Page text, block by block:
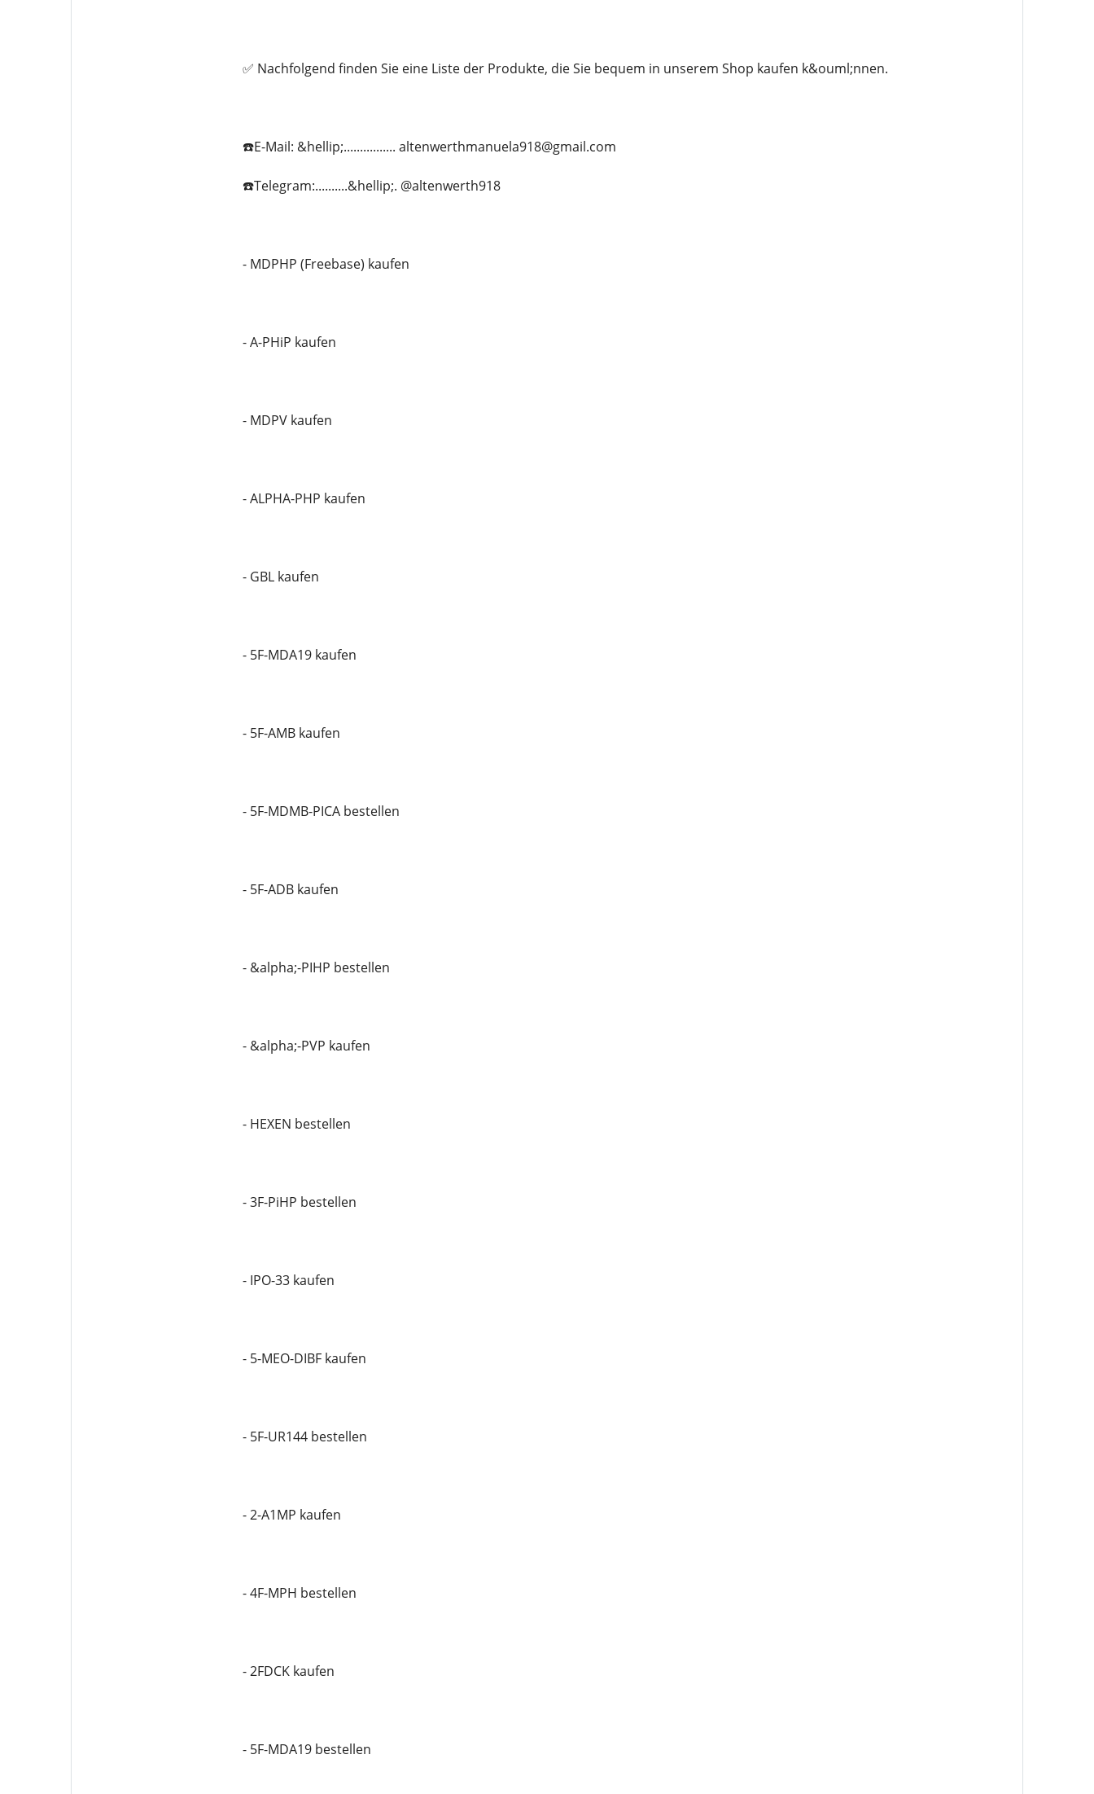
✅ Nachfolgend finden Sie eine Liste der Produkte, die Sie bequem in unserem Shop kaufen k&ouml;nnen.
☎️E-Mail: &hellip;................ altenwerthmanuela918@gmail.com
☎️Telegram:..........&hellip;. @altenwerth918
- MDPHP (Freebase) kaufen
- A-PHiP kaufen
- MDPV kaufen
- ALPHA-PHP kaufen
- GBL kaufen
- 5F-MDA19 kaufen
- 5F-AMB kaufen
- 5F-MDMB-PICA bestellen
- 5F-ADB kaufen
- &alpha;-PIHP bestellen
- &alpha;-PVP kaufen
- HEXEN bestellen
- 3F-PiHP bestellen
- IPO-33 kaufen
- 5-MEO-DIBF kaufen
- 5F-UR144 bestellen
- 2-A1MP kaufen
- 4F-MPH bestellen
- 2FDCK kaufen
- 5F-MDA19 bestellen